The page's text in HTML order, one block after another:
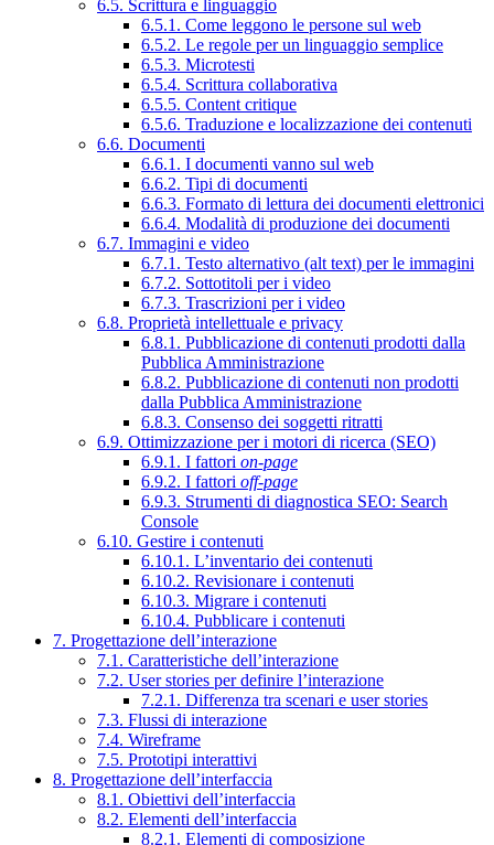
6.5. Scrittura e linguaggio
6.5.1. Come leggono le persone sul web
6.5.2. Le regole per un linguaggio semplice
6.5.3. Microtesti
6.5.4. Scrittura collaborativa
6.5.5. Content critique
6.5.6. Traduzione e localizzazione dei contenuti
6.6. Documenti
6.6.1. I documenti vanno sul web
6.6.2. Tipi di documenti
6.6.3. Formato di lettura dei documenti elettronici
6.6.4. Modalità di produzione dei documenti
6.7. Immagini e video
6.7.1. Testo alternativo (alt text) per le immagini
6.7.2. Sottotitoli per i video
6.7.3. Trascrizioni per i video
6.8. Proprietà intellettuale e privacy
6.8.1. Pubblicazione di contenuti prodotti dalla
Pubblica Amministrazione
6.8.2. Pubblicazione di contenuti non prodotti
dalla Pubblica Amministrazione
6.8.3. Consenso dei soggetti ritratti
6.9. Ottimizzazione per i motori di ricerca (SEO)
6.9.1. I fattori on-page
6.9.2. I fattori off-page
6.9.3. Strumenti di diagnostica SEO: Search
Console
6.10. Gestire i contenuti
6.10.1. L’inventario dei contenuti
6.10.2. Revisionare i contenuti
6.10.3. Migrare i contenuti
6.10.4. Pubblicare i contenuti
7. Progettazione dell’interazione
7.1. Caratteristiche dell’interazione
7.2. User stories per definire l’interazione
7.2.1. Differenza tra scenari e user stories
7.3. Flussi di interazione
7.4. Wireframe
7.5. Prototipi interattivi
8. Progettazione dell’interfaccia
8.1. Obiettivi dell’interfaccia
8.2. Elementi dell’interfaccia
8.2.1. Elementi di composizione